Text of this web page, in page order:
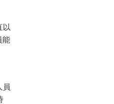
以
能
員